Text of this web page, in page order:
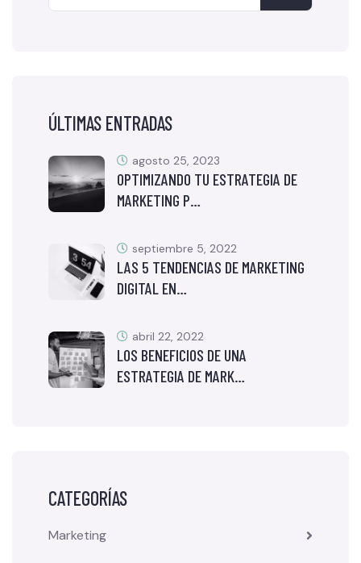
ÚLTIMAS ENTRADAS
OPTIMIZANDO TU ESTRATEGIA DE
MARKETING P…
agosto 25, 2023
LAS 5 TENDENCIAS DE MARKETING
DIGITAL EN…
septiembre 5, 2022
LOS BENEFICIOS DE UNA
ESTRATEGIA DE MARK…
abril 22, 2022
CATEGORÍAS
Marketing